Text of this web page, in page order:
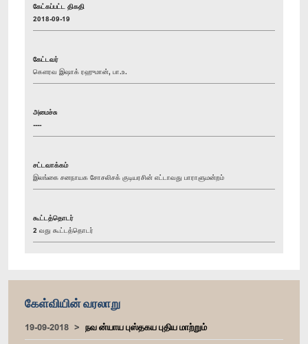
கேட்கப்பட்ட திகதி
2018-09-19
கேட்டவர்
கௌரவ இஷாக் ரஹுமான், பா.உ.
அமைச்சு
----
சட்டவாக்கம்
இலங்கை சனநாயக சோசலிசக் குடியரசின் எட்டாவது பாராளுமன்றம்
கூட்டத்தொடர்
2 வது கூட்டத்தொடர்
கேள்வியின் வரலாறு
19-09-2018
நவ ன்யாய புஸ்தகய புதிய மாற்றும்